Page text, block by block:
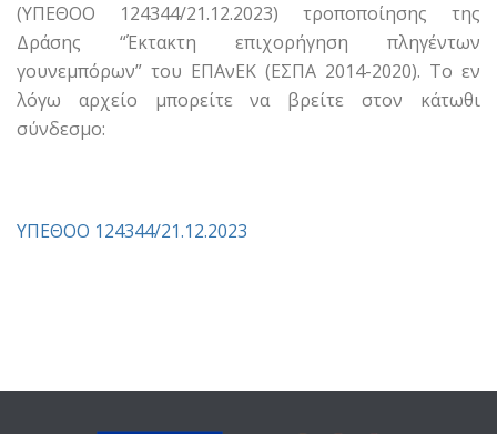
(ΥΠΕΘΟΟ 124344/21.12.2023) τροποποίησης της
Δράσης “Έκτακτη επιχορήγηση πληγέντων
γουνεμπόρων” του ΕΠΑνΕΚ (ΕΣΠΑ 2014-2020). Το εν
λόγω αρχείο μπορείτε να βρείτε στον κάτωθι
σύνδεσμο:
ΥΠΕΘΟΟ 124344/21.12.2023